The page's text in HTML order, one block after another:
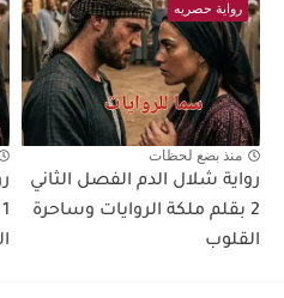
رواية حصريه
منذ بضع لحظات
رواية شلال الدم الفصل الثاني
2 بقلم ملكة الروايات وساحرة
القلوب